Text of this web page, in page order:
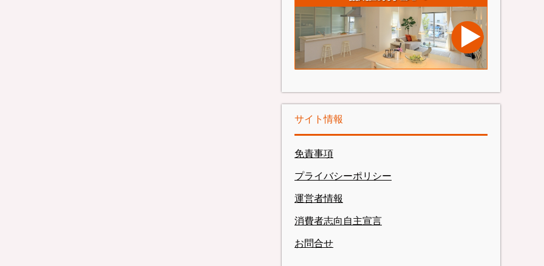
サイト情報
免責事項
プライバシーポリシー
運営者情報
消費者志向自主宣言
お問合せ